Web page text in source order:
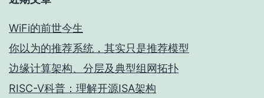
WiFi的前世今生
你以为的推荐系统，其实只是推荐模型
边缘计算架构、分层及典型组网拓扑
RISC-V科普：理解开源ISA架构